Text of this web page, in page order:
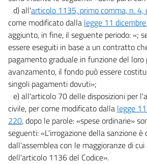
d) all'articolo 1135, primo comma, n. 4,
come modificato dalla legge 11
aggiunto, in fine, il seguente periodo: «;
essere eseguiti in base a un contratto
pagamento graduale in funzione del
avanzamento, il fondo può essere
singoli pagamenti dovuti»;
e) all'articolo 70 delle disposizioni per
civile, per come modificato dalla legge
220, dopo le parole: «spese ordinarie»
seguenti: «L'irrogazione della sanzione è
dall'assemblea con le maggioranze di
dell'articolo 1136 del Codice».